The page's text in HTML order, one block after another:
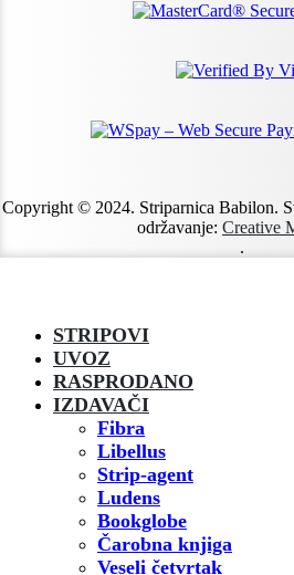
Copyright © 2024. Striparnica Babilon.
održavanje: Creative
.
STRIPOVI
UVOZ
RASPRODANO
IZDAVAČI
Fibra
Libellus
Strip-agent
Ludens
Bookglobe
Čarobna knjiga
Veseli četvrtak